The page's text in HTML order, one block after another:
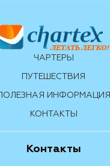
ЧАРТЕРЫ
ПУТЕШЕСТВИЯ
ПОЛЕЗНАЯ ИНФОРМАЦИЯ
КОНТАКТЫ
Контакты